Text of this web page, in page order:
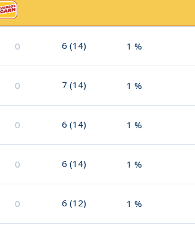
0 6 (14) 1 %
0 7 (14) 1 %
0 6 (14) 1 %
0 6 (14) 1 %
0 6 (12) 1 %